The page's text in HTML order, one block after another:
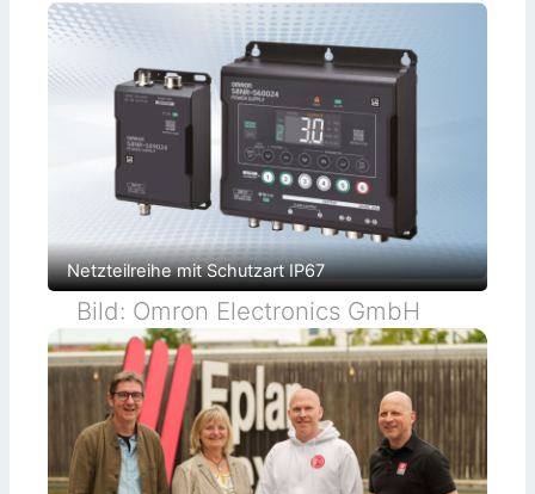
Netzteilreihe mit Schutzart IP67
Bild: Omron Electronics GmbH